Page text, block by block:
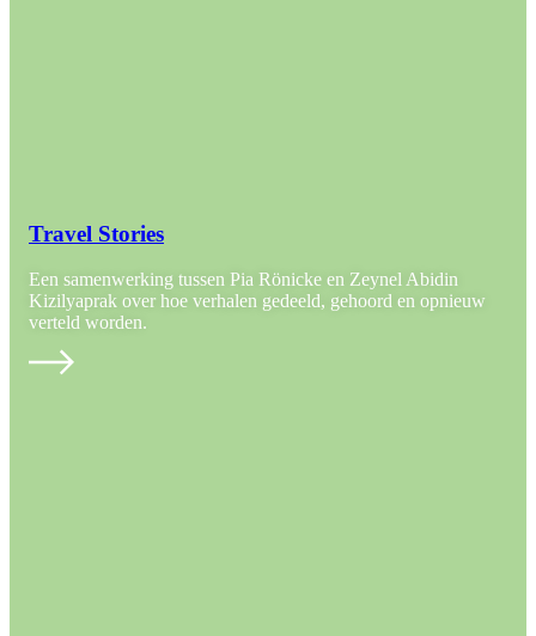
Travel Stories
Een samenwerking tussen Pia Rönicke en Zeynel Abidin
Kizilyaprak over hoe verhalen gedeeld, gehoord en opnieuw
verteld worden.